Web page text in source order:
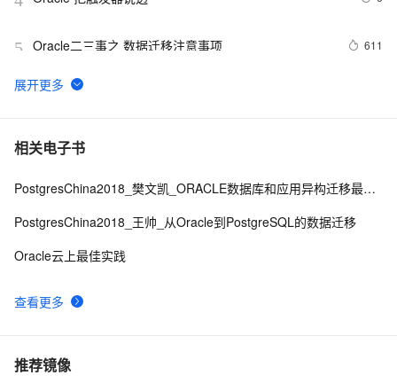
5 Oracle二三事之 数据迁移注意事项 611
6 SQL Server和Oracle的常用函数对比 (转)
7 如何在 Oracle 中创建可插入数据库（PDB）？
8 Oracle 创建触发器 590
相关电子书
查看更多
PostgresChina2018_樊文凯_ORACLE数据库和应用异构迁移最佳实践
PostgresChina2018_王帅_从Oracle到PostgreSQL的数据迁移
Oracle云上最佳实践
推荐镜像